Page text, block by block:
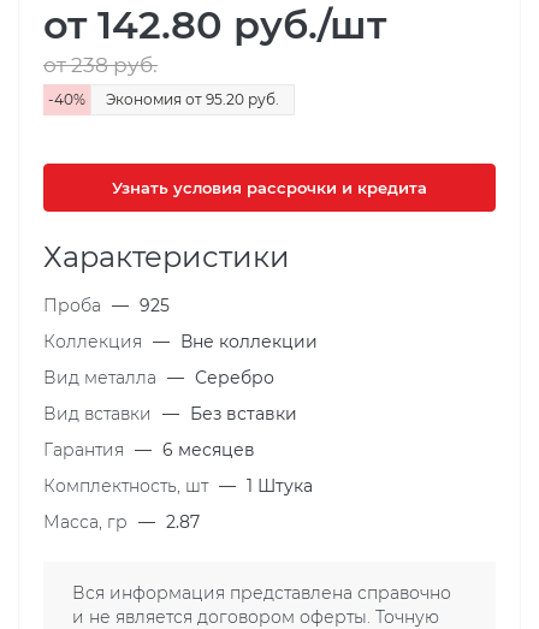
от 142.80 руб./шт
от 238руб.
-40% Экономия от 95.20 руб.
Узнать условия рассрочки и кредита
Характеристики
Проба — 925
Коллекция — Вне коллекции
Вид металла — Серебро
Вид вставки
— Без вставки
Гарантия — 6 месяцев
Комплектность, шт — 1 Штука
Масса, гр — 2.87
Вся информация представлена справочно
и не является договором оферты. Точную